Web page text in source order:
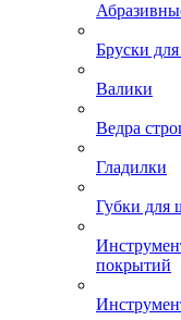
Бруски
Валики
Ведра
Гладилки
Губки для
покрытий